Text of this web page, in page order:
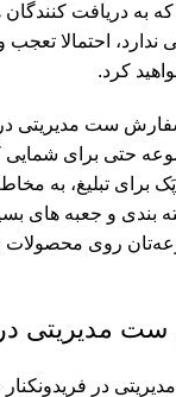
به دریافت ­کنندگان
احتمالا تعجب
کرد.
ایمان 0 تا 100 سفارش ست
حتی برای شمایی
تبلیغ، به
بندی و جعبه های
روی محصولات
مدیریتی در
در فریدونکنار